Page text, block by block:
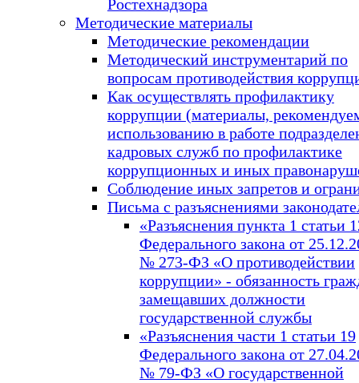
Ростехнадзора
Методические материалы
Методические рекомендации
Методический инструментарий по
вопросам противодействия
Как осуществлять профилактику
коррупции (материалы,
использованию в работе
кадровых служб по профилактике
коррупционных и иных
Соблюдение иных запретов и
Письма с разъяснениями
«Разъяснения пункта 1 статьи
Федерального закона от
№ 273-ФЗ «О противодействии
коррупции» - обязанность
замещавших должности
государственной службы
«Разъяснения части 1 статьи 19
Федерального закона от
№ 79-ФЗ «О государственной